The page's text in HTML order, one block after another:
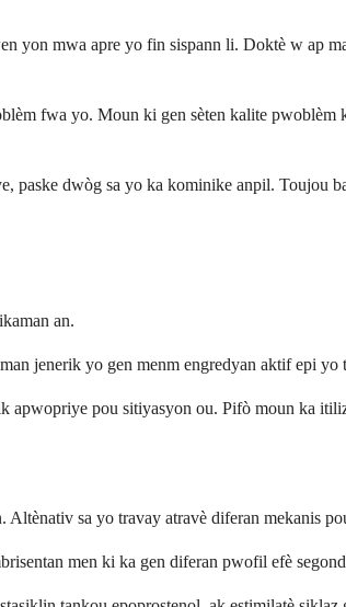
yon mwa apre yo fin sispann li. Doktè w ap
fwa yo. Moun ki gen sèten kalite
paske dwòg sa yo ka kominike anpil. Toujou
an.
jenerik yo gen menm engredyan aktif epi
apwopriye pou sitiyasyon ou. Pifò moun ka
sa yo travay atravè diferan mekanis
men ki ka gen diferan pwofil efè